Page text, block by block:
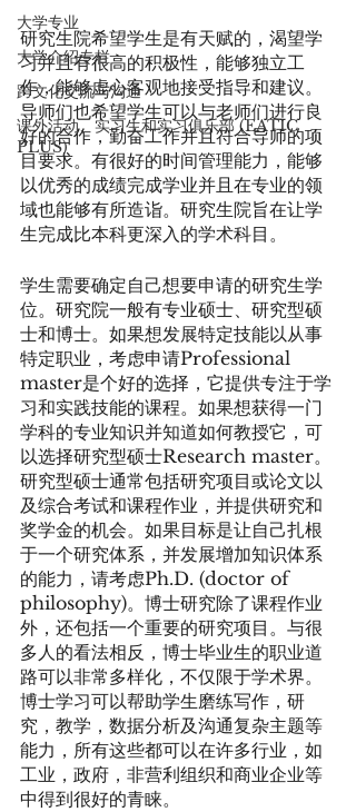
大学专业
大学介绍专栏
跨文化交流与沟通
课外活动、实习生和实习俱乐部 (EATIC
PLUS)
研究生院希望学生是有天赋的，渴望学
习并且有很高的积极性，能够独立工
作，能够虚心客观地接受指导和建议。
导师们也希望学生可以与老师们进行良
好的合作，勤奋工作并且符合导师的项
目要求。有很好的时间管理能力，能够
以优秀的成绩完成学业并且在专业的领
域也能够有所造诣。研究生院旨在让学
生完成比本科更深入的学术科目。
学生需要确定自己想要申请的研究生学
位。研究院一般有专业硕士、研究型硕
士和博士。如果想发展特定技能以从事
特定职业，考虑申请Professional
master是个好的选择，它提供专注于学
习和实践技能的课程。如果想获得一门
学科的专业知识并知道如何教授它，可
以选择研究型硕士Research master。
研究型硕士通常包括研究项目或论文以
及综合考试和课程作业，并提供研究和
奖学金的机会。如果目标是让自己扎根
于一个研究体系，并发展增加知识体系
的能力，请考虑Ph.D. (doctor of
philosophy)。博士研究除了课程作业
外，还包括一个重要的研究项目。与很
多人的看法相反，博士毕业生的职业道
路可以非常多样化，不仅限于学术界。
博士学习可以帮助学生磨练写作，研
究，教学，数据分析及沟通复杂主题等
能力，所有这些都可以在许多行业，如
工业，政府，非营利组织和商业企业等
中得到很好的青睐。